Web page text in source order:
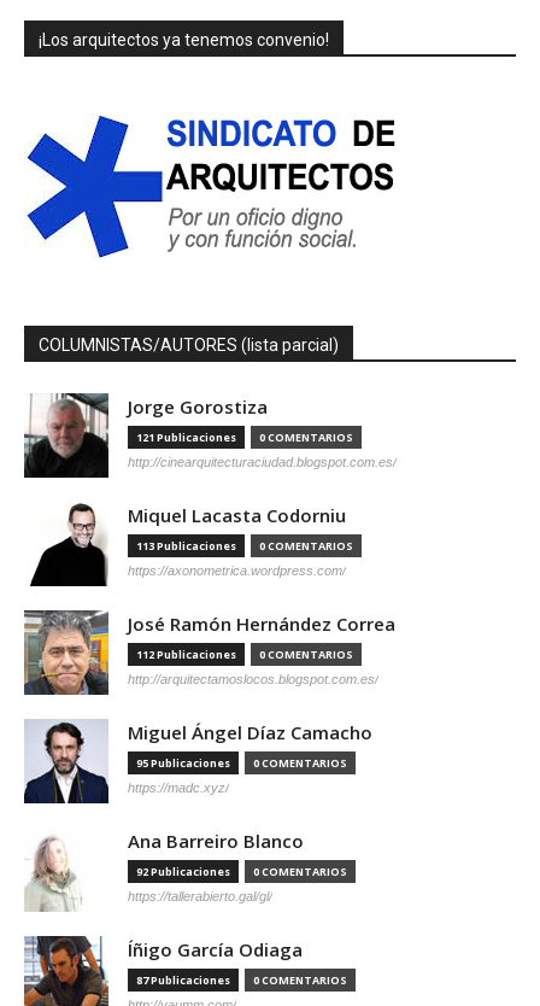
¡Los arquitectos ya tenemos convenio!
COLUMNISTAS/AUTORES (lista parcial)
Jorge Gorostiza
121 Publicaciones 0 COMENTARIOS
http://cinearquitecturaciudad.blogspot.com.es/
Miquel Lacasta Codorniu
113 Publicaciones 0 COMENTARIOS
https://axonometrica.wordpress.com/
José Ramón Hernández Correa
112 Publicaciones 0 COMENTARIOS
http://arquitectamoslocos.blogspot.com.es/
Miguel Ángel Díaz Camacho
95 Publicaciones 0 COMENTARIOS
https://madc.xyz/
Ana Barreiro Blanco
92 Publicaciones 0 COMENTARIOS
https://tallerabierto.gal/gl/
Íñigo García Odiaga
87 Publicaciones 0 COMENTARIOS